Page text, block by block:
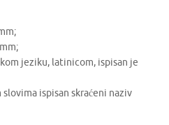
jeziku, latinicom, ispisan je
ispisan skraćeni naziv